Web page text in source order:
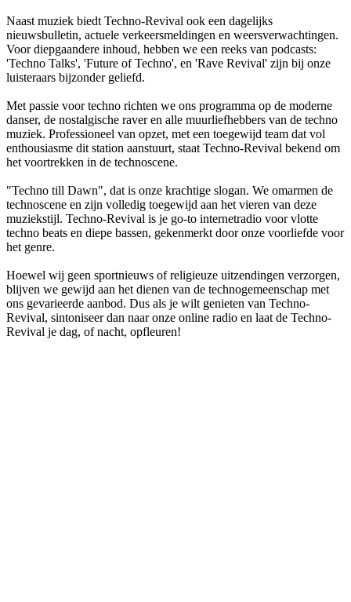
Naast muziek biedt Techno-Revival ook een dagelijks
nieuwsbulletin, actuele verkeersmeldingen en weersverwachtingen.
Voor diepgaandere inhoud, hebben we een reeks van podcasts:
'Techno Talks', 'Future of Techno', en 'Rave Revival' zijn bij onze
luisteraars bijzonder geliefd.
Met passie voor techno richten we ons programma op de moderne
danser, de nostalgische raver en alle muurliefhebbers van de techno
muziek. Professioneel van opzet, met een toegewijd team dat vol
enthousiasme dit station aanstuurt, staat Techno-Revival bekend om
het voortrekken in de technoscene.
"Techno till Dawn", dat is onze krachtige slogan. We omarmen de
technoscene en zijn volledig toegewijd aan het vieren van deze
muziekstijl. Techno-Revival is je go-to internetradio voor vlotte
techno beats en diepe bassen, gekenmerkt door onze voorliefde voor
het genre.
Hoewel wij geen sportnieuws of religieuze uitzendingen verzorgen,
blijven we gewijd aan het dienen van de technogemeenschap met
ons gevarieerde aanbod. Dus als je wilt genieten van Techno-
Revival, sintoniseer dan naar onze online radio en laat de Techno-
Revival je dag, of nacht, opfleuren!